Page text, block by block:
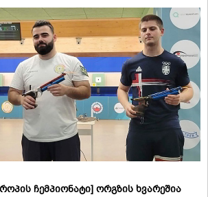
ჩემპიონატი] ორგზის ხვარეშია